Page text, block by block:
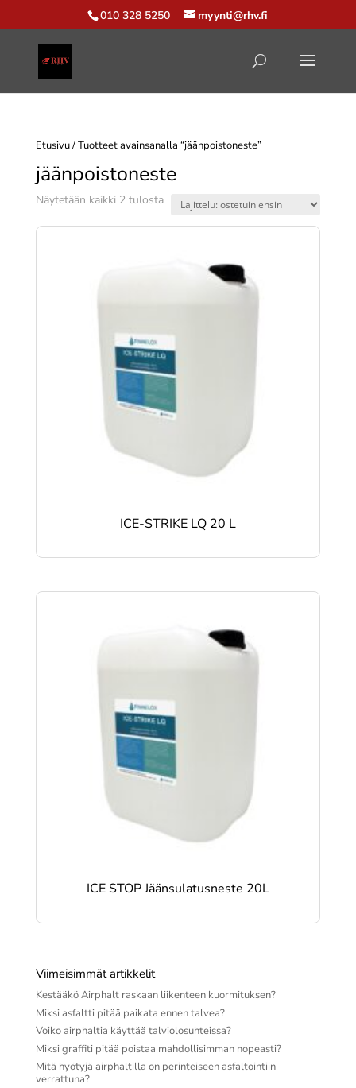
010 328 5250 myynti@rhv.fi
Etusivu/ Tuotteet avainsanalla “jäänpoistoneste”
jäänpoistoneste
Näytetään kaikki 2 tulostaSuosituimmat
ensin
ICE-STRIKE LQ 20 L
ICE STOP Jäänsulatusneste 20L
Viimeisimmät artikkelit
Kestääkö Airphalt raskaan liikenteen kuormituksen?
Miksi asfaltti pitää paikata ennen talvea?
Voiko airphaltia käyttää talviolosuhteissa?
Miksi graffiti pitää poistaa mahdollisimman nopeasti?
Mitä hyötyjä airphaltilla on perinteiseen asfaltointiin
verrattuna?